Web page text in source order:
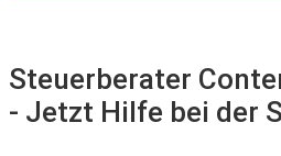
Steuerberater
- Jetzt Hilfe bei der